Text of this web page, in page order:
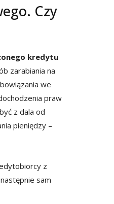
Czy
kredytu
zarabiania na
we
praw
z dala od
pieniędzy –
z
sam